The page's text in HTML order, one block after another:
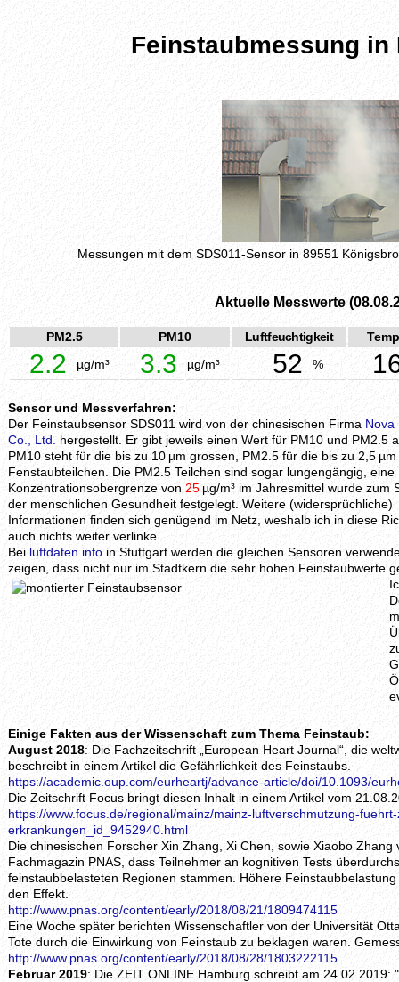
Feinstaubmessung
Messungen mit dem SDS011-Sensor in 89551
Aktuelle Messwerte
PM2.5 PM10 Luftfeuchtigkeit
2.2 µg/m³ 3.3 µg/m³ 52 %
Sensor und Messverfahren:
Der Feinstaubsensor SDS011 wird von der chinesischen Firma Nova
Co., Ltd.
hergestellt. Er gibt jeweils einen Wert für PM10 und PM2.5
PM10 steht für die bis zu 10 µm grossen, PM2.5 für die bis zu 2,5
Fenstaubteilchen. Die PM2.5 Teilchen sind sogar lungengängig, eine
Konzentrationsobergrenze von 25µg/m³ im Jahresmittel wurde zum
der menschlichen Gesundheit festgelegt. Weitere (widersprüchliche)
Informationen finden sich genügend im Netz, weshalb ich in diese
auch nichts weiter verlinke.
Bei luftdaten.info in Stuttgart werden die gleichen Sensoren
zeigen, dass nicht nur im Stadtkern die sehr hohen Feinstaubwerte
Einige Fakten aus der Wissenschaft zum Thema Feinstaub:
August 2018: Die Fachzeitschrift „European Heart Journal“, die
beschreibt in einem Artikel die Gefährlichkeit des Feinstaubs.
https://academic.oup.com/eurheartj/advance-article/doi/10.1093/
Die Zeitschrift Focus bringt diesen Inhalt in einem Artikel vom
https://www.focus.de/regional/mainz/mainz-luftverschmutzung-
erkrankungen_id_9452940.html
Die chinesischen Forscher Xin Zhang, Xi Chen, sowie Xiaobo
Fachmagazin PNAS, dass Teilnehmer an kognitiven Tests
feinstaubbelasteten Regionen stammen. Höhere
den Effekt.
http://www.pnas.org/content/early/2018/08/21/1809474115
Eine Woche später berichten Wissenschaftler von der Universität
Tote durch die Einwirkung von Feinstaub zu beklagen waren.
http://www.pnas.org/content/early/2018/08/28/1803222115
Februar 2019: Die ZEIT ONLINE Hamburg schreibt am 24.02.2019: